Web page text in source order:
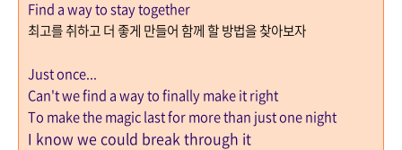
Find a way to stay together
최고를 취하고 더 좋게 만들어 함께 할 방법을 찾아보자
Just once...
Can't we find a way to finally make it right
To make the magic last for more than just one night
I know we could break through it